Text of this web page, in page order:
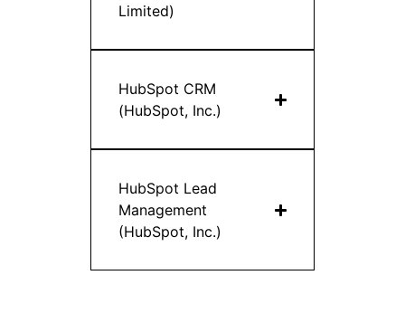
Limited)
HubSpot CRM
(HubSpot, Inc.)
HubSpot Lead
Management
(HubSpot, Inc.)